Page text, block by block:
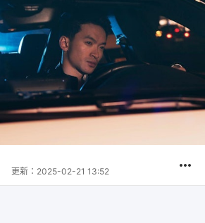
更新： 2025-02-21 13:52